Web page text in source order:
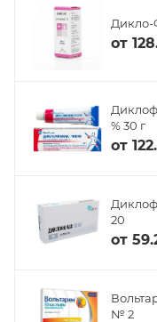
Дикло-
от
% 30 г
от
20
от
№ 2